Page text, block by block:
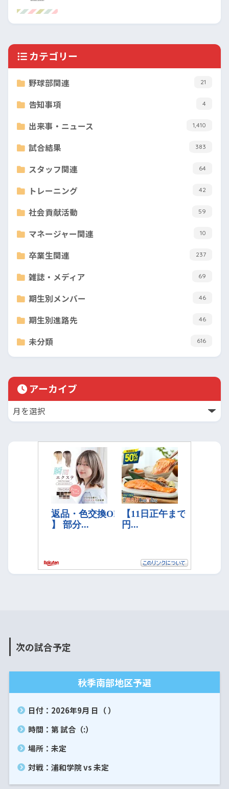
カテゴリー
野球部関連 21
告知事項 4
出来事・ニュース 1,410
試合結果 383
スタッフ関連 64
トレーニング 42
社会貢献活動 59
マネージャー関連 10
卒業生関連 237
雑誌・メディア 69
期生別メンバー 46
期生別進路先 46
未分類 616
アーカイブ
次の試合予定
秋季南部地区予選
日付：2026年9月 日（ ）
時間：第 試合（:）
場所：未定
対戦：浦和学院 vs 未定